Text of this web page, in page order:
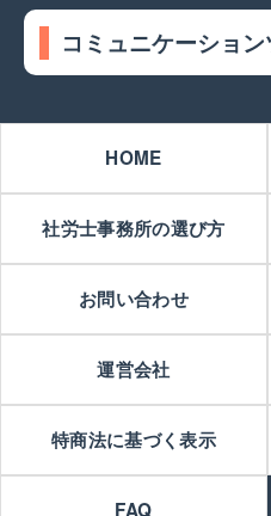
コミュニケーショ
HOME
社労士事務所の選び方
お問い合わせ
運営会社
特商法に基づく表示
FAQ